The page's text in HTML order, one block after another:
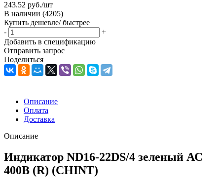
243.52 руб./шт
В наличии (4205)
Купить дешевле/ быстрее
-
+
Добавить в спецификацию
Отправить запрос
Поделиться
Описание
Оплата
Доставка
Описание
Индикатор ND16-22DS/4 зеленый АС
400В (R) (CHINT)